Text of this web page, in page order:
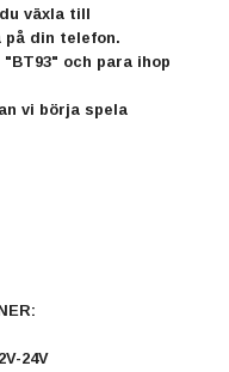
växla till
din telefon.
och para ihop
vi börja spela
24V